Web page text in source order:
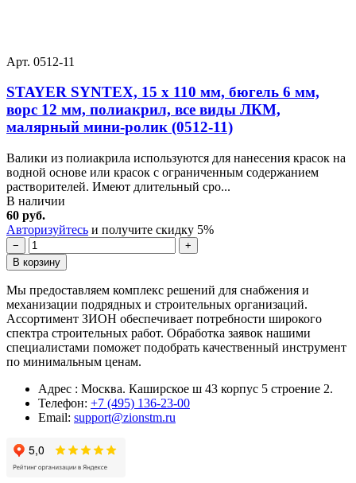
Арт. 0512-11
STAYER SYNTEX, 15 х 110 мм, бюгель 6 мм,
ворс 12 мм, полиакрил, все виды ЛКМ,
малярный мини-ролик (0512-11)
Валики из полиакрила используются для нанесения красок на
водной основе или красок с ограниченным содержанием
растворителей. Имеют длительный сро...
В наличии
60 руб.
Авторизуйтесь и получите скидку 5%
−
+
В корзину
Мы предоставляем комплекс решений для снабжения и
механизации подрядных и строительных организаций.
Ассортимент ЗИОН обеспечивает потребности широкого
спектра строительных работ. Обработка заявок нашими
специалистами поможет подобрать качественный инструмент
по минимальным ценам.
Адрес : Москва. Каширское ш 43 корпус 5 строение 2.
Телефон: +7 (495) 136-23-00
Email: support@zionstm.ru